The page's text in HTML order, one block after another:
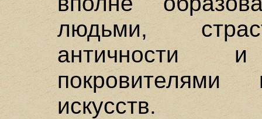
людьми,
античности
искусств.